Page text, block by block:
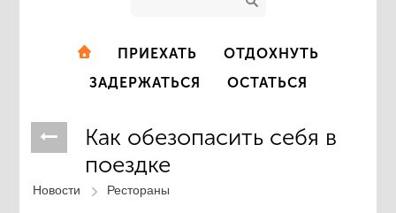
ПРИЕХАТЬ
ОТДОХНУТЬ
ЗАДЕРЖАТЬСЯ
ОСТАТЬСЯ
Как обезопасить себя в
поездке
Новости Рестораны